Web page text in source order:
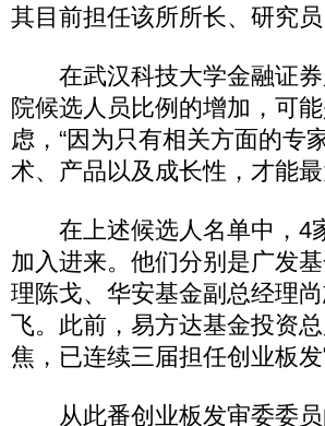
其目前担任该所所长、研究员
在武汉科技大学金融证券
院候选人员比例的增加，可
虑，“因为只有相关方面的专
术、产品以及成长性，才能
在上述候选人名单中，4
加入进来。他们分别是广发
理陈戈、华安基金副总经理
飞。此前，易方达基金投资
焦，已连续三届担任创业板发
从此番创业板发审委委员